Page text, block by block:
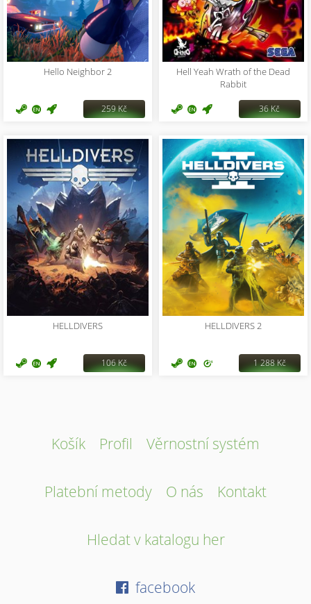
Hello Neighbor 2
259 Kč
Hell Yeah Wrath of the Dead
Rabbit
36 Kč
HELLDIVERS
106 Kč
HELLDIVERS 2
1 288 Kč
Košík Profil Věrnostní systém
Platební metody O nás Kontakt
Hledat v katalogu her
facebook